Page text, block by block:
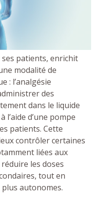
patients, enrichit
modalité de
: l’analgésie
des
dans le liquide
d’une pompe
patients. Cette
contrôler certaines
liées aux
les doses
tout en
autonomes.